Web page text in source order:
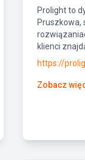
Prolight to
Pruszkowa,
klienci
https://
Zobacz